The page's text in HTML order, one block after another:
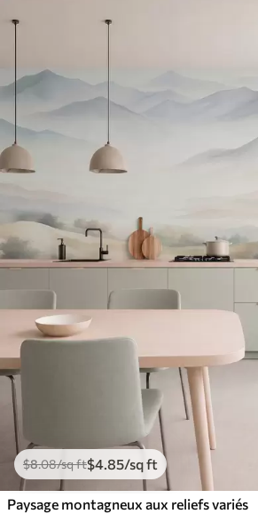
$8.08/sq ft$4.85/sq ft
Paysage montagneux aux reliefs variés